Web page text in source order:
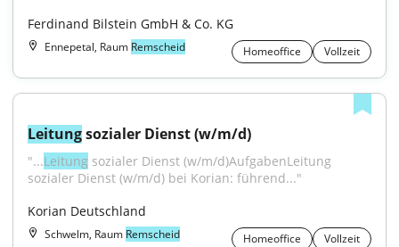
Ferdinand Bilstein GmbH & Co. KG
Ennepetal, Raum Remscheid Homeoffice Vollzeit
Leitung sozialer Dienst (w/m/d)
"...Leitung sozialer Dienst (w/m/d)AufgabenLeitung
sozialer Dienst (w/m/d) bei Korian: führend..."
Korian Deutschland
Schwelm, Raum Remscheid Homeoffice
Vollzeit